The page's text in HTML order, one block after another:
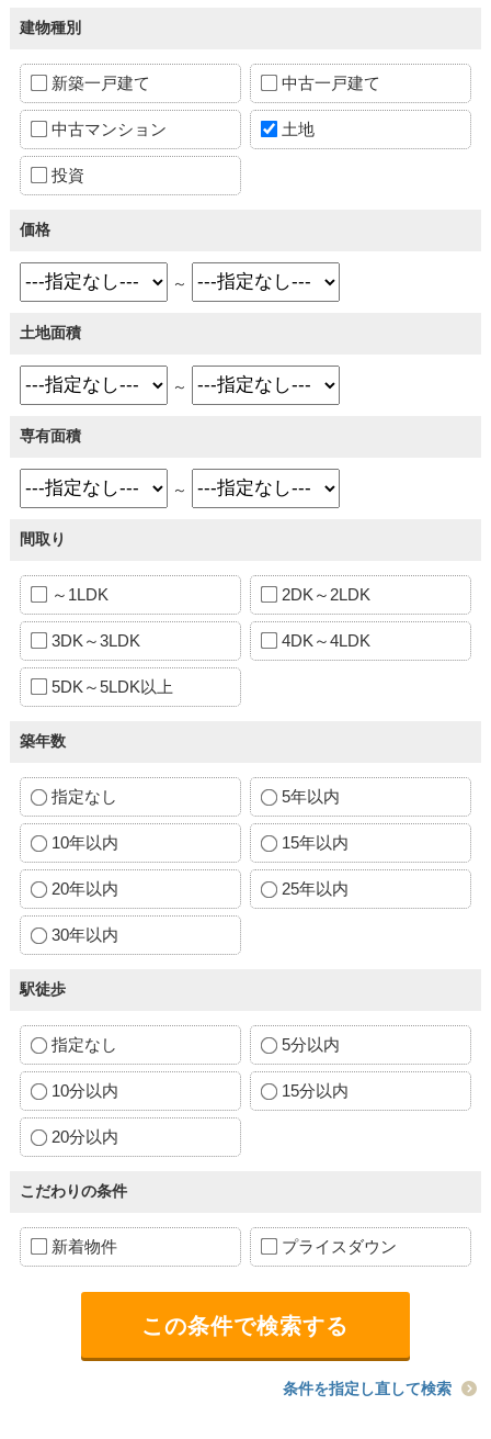
建物種別
新築一戸建て 中古一戸建て
中古マンション 土地
投資
価格
～
土地面積
～
専有面積
～
間取り
～1LDK 2DK～2LDK
3DK～3LDK 4DK～4LDK
5DK～5LDK以上
築年数
指定なし 5年以内
10年以内 15年以内
20年以内 25年以内
30年以内
駅徒歩
指定なし 5分以内
10分以内 15分以内
20分以内
こだわりの条件
新着物件 プライスダウン
条件を指定し直して検索